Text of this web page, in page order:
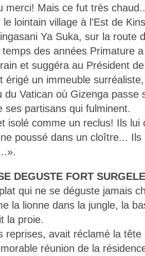
merci! Mais ce fut très
lointain village à l’Est de
Ya Suka, sur la route
des années Primature
et suggéra au Président
érigé un immeuble
du Vatican où Gizenga passe
ses partisans qui fulminent.
isolé comme un reclus! Ils lui
poussé dans un cloître... Ils
DEGUSTE FORT
qui ne se déguste jamais
la lionne dans la jungle, la
la proie.
reprises, avait réclamé la tête
réunion de la